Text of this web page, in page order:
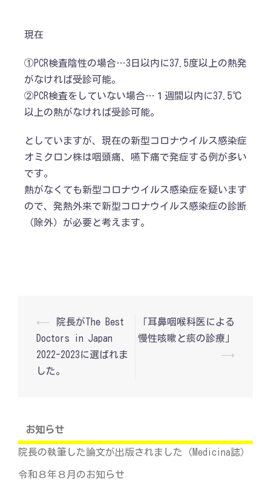
現在
①PCR検査陰性の場合…3日以内に37.5度以上の熱発
がなければ受診可能。
②PCR検査をしていない場合…１週間以内に37.5℃
以上の熱がなければ受診可能。
としていますが、現在の新型コロナウイルス感染症
オミクロン株は咽頭痛、嚥下痛で発症する例が多い
です。
熱がなくても新型コロナウイルス感染症を疑います
ので、発熱外来で新型コロナウイルス感染症の診断
（除外）が必要と考えます。
投
ナ
ビ
ゲ
ー
⟵
院長がThe Best
Doctors in Japan
2022-2023に選ばれま
した。
「耳鼻咽喉科医による
慢性咳嗽と痰の診療」
⟶
お知らせ
院長の執筆した論文が出版されました（Medicina誌）
令和８年８月のお知らせ